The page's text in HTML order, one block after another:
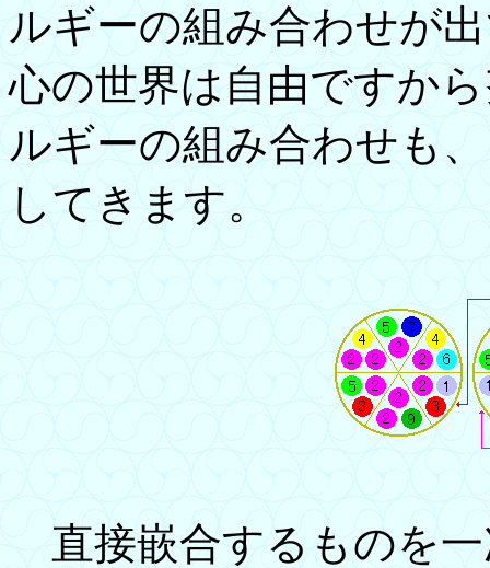
ルギーの組み合わせが
心の世界は自由ですか
ルギーの組み合わせも
してきます。
直接嵌合するものを